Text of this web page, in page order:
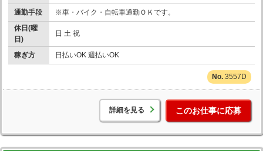
通勤手段
※車・バイク・自転車通勤ＯＫです。
休日(曜
日)
日 土 祝
稼ぎ方 日払いOK 週払いOK
3557D
詳細を見る このお仕事に応募